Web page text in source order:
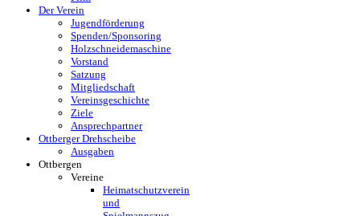
Der Verein
Jugendförderung
Spenden/Sponsoring
Holzschneidemaschine
Vorstand
Satzung
Mitgliedschaft
Vereinsgeschichte
Ziele
Ansprechpartner
Ottberger Drehscheibe
Ausgaben
Ottbergen
Vereine
Heimatschutzverein
und